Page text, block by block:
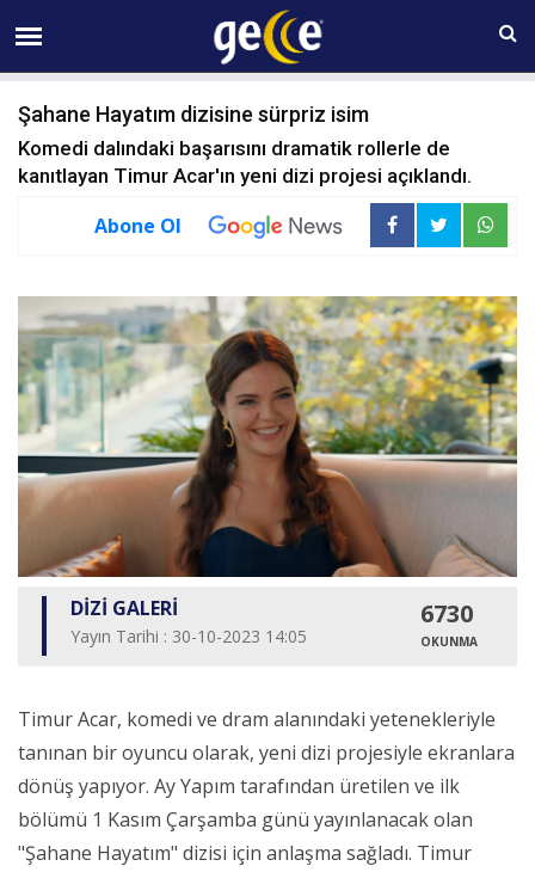
08 AĞUSTOS Cumartesi 00:18
Şahane Hayatım dizisine sürpriz isim
Komedi dalındaki başarısını dramatik rollerle de
kanıtlayan Timur Acar'ın yeni dizi projesi açıklandı.
Abone Ol
DİZİ GALERİ
Yayın Tarihi : 30-10-2023 14:05
6730
OKUNMA
Timur Acar, komedi ve dram alanındaki yetenekleriyle
tanınan bir oyuncu olarak, yeni dizi projesiyle ekranlara
dönüş yapıyor. Ay Yapım tarafından üretilen ve ilk
bölümü 1 Kasım Çarşamba günü yayınlanacak olan
"Şahane Hayatım" dizisi için anlaşma sağladı. Timur